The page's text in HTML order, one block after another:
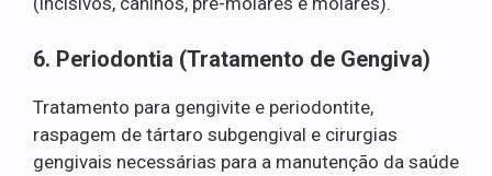
6. Periodontia (Tratamento de Gengiva)
Tratamento para gengivite e periodontite,
raspagem de tártaro subgengival e cirurgias
gengivais necessárias para a manutenção da saúde